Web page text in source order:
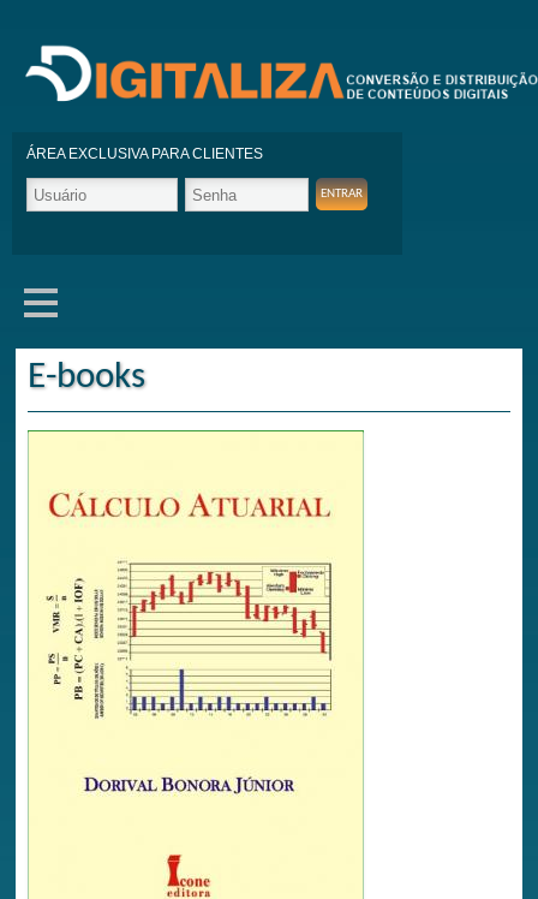
ÁREA EXCLUSIVA PARA CLIENTES
E-books